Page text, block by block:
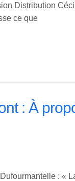
Distribution
ce que
: À
: «